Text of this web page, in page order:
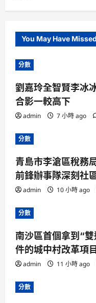
You May Have Missed
分數
劉嘉玲全智賢李冰
合影一較高下
admin 7 小時 ago
分數
青島市李滄區稅務
前鋒辦事隊深刻社
admin 10 小時 ago
分數
南沙區首個拿到“
件的城中村改革項
admin 11 小時 ago
分數